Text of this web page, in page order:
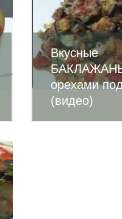
Вкусные
орехами
(видео)